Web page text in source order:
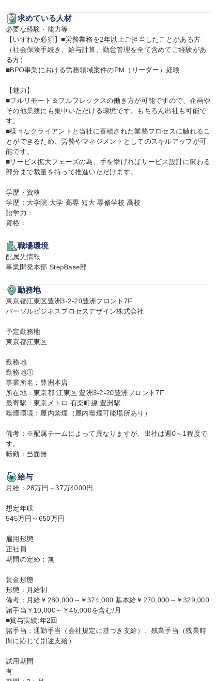
求めている人材
必要な経験・能力等
【いずれか必須】■労務業務を2年以上ご担当したことがある方
（社会保険手続き、給与計算、勤怠管理を全て含めてご経験があ
る方）
■BPO事業における労務領域案件のPM（リーダー）経験
【魅力】
■フルリモート＆フルフレックスの働き方が可能ですので、企画や
その他業務にも集中いただける環境です。もちろん出社も可能で
す。
■様々なクライアントと当社に蓄積された業務プロセスに触れるこ
とができるため、労務やマネジメントとしてのスキルアップが可
能です。
■サービス拡大フェーズの為、手を挙げればサービス設計に関わる
部分まで裁量を持って推進いただけます。
学歴・資格
学歴：大学院 大学 高専 短大 専修学校 高校
語学力：
資格：
職場環境
配属先情報
事業開発本部 StepBase部
勤務地
東京都江東区豊洲3-2-20豊洲フロント7F
パーソルビジネスプロセスデザイン株式会社
予定勤務地
東京都江東区
勤務地
勤務地①
事業所名：豊洲本店
所在地：東京都 江東区 豊洲3-2-20豊洲フロント7F
最寄駅：東京メトロ 有楽町線 豊洲駅
喫煙環境：屋内禁煙（屋内喫煙可能場所あり）
備考：※配属チームによって異なりますが、出社は週0～1程度で
す。
転勤：当面無
給与
月給：28万円～37万4000円
想定年収
545万円～650万円
雇用形態
正社員
期間の定め：無
賃金形態
形態：月給制
備考：月給￥280,000～￥374,000 基本給￥270,000～￥329,000
諸手当￥10,000～￥45,000を含む/月
■賞与実績:年2回
諸手当：通勤手当（会社規定に基づき支給）、残業手当（残業時
間に応じて別途支給）
試用期間
有